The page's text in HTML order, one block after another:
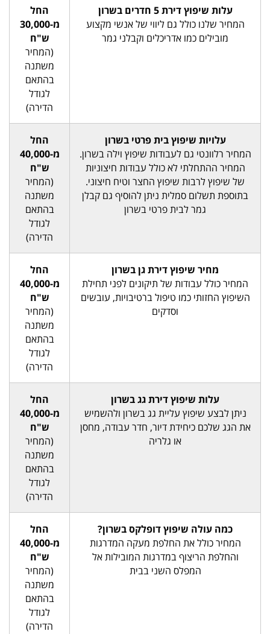
עלות שיפוץ דירת 5 חדרים בשרון
המחיר שלנו כולל גם ליווי של אנשי מקצוע
מובילים כמו אדריכלים וקבלני גמר
החל
מ-30,000
ש"ח
(המחיר
משתנה
בהתאם
לגודל
הדירה)
עלויות שיפוץ בית פרטי בשרון
המחיר רלוונטי גם לעבודות שיפוץ וילה בשרון.
המחיר ההתחלתי לא כולל עבודות חיצוניות
של שיפוץ לרבות שיפוץ החצר וטיח חיצוני.
בתוספת תשלום סמלית ניתן להוסיף גם קבלן
גמר לבית פרטי בשרון
החל
מ-40,000
ש"ח
(המחיר
משתנה
בהתאם
לגודל
הדירה)
מחיר שיפוץ דירת גן בשרון
המחיר כולל עבודות של תיקונים לפני תחילת
השיפוץ החזותי כמו טיפול ברטיבויות, עובשים
וסדקים
החל
מ-40,000
ש"ח
(המחיר
משתנה
בהתאם
לגודל
הדירה)
עלות שיפוץ דירת גג בשרון
ניתן לבצע שיפוץ עליית גג בשרון ולהשמיש
את הגג שלכם כיחידת דיור, חדר עבודה, מחסן
או גלריה
החל
מ-40,000
ש"ח
(המחיר
משתנה
בהתאם
לגודל
הדירה)
כמה עולה שיפוץ דופלקס בשרון?
המחיר כולל את החלפת מעקה המדרגות
והחלפת הריצוף במדרגות המובילות אל
המפלס השני בבית
החל
מ-40,000
ש"ח
(המחיר
משתנה
בהתאם
לגודל
הדירה)